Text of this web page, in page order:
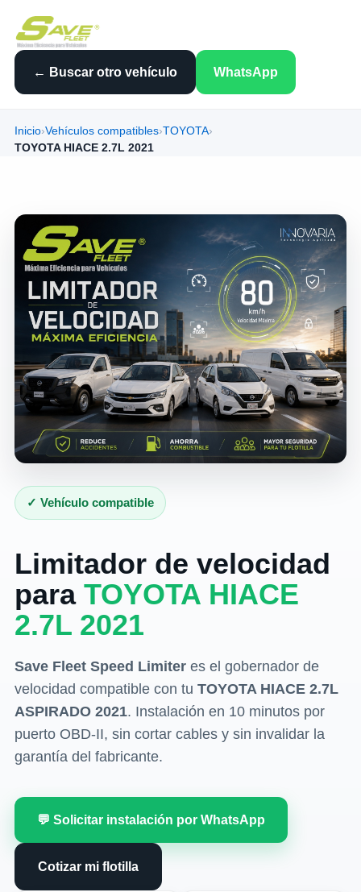
← Buscar otro vehículo WhatsApp
Inicio›Vehículos compatibles›TOYOTA›
TOYOTA HIACE 2.7L 2021
✓ Vehículo compatible
Limitador de velocidad
para TOYOTA HIACE
2.7L 2021
Save Fleet Speed Limiteres el gobernador de
velocidad compatible con tu TOYOTA HIACE 2.7L
ASPIRADO 2021. Instalación en 10 minutos por
puerto OBD-II, sin cortar cables y sin invalidar la
garantía del fabricante.
💬 Solicitar instalación por WhatsApp
Cotizar mi flotilla